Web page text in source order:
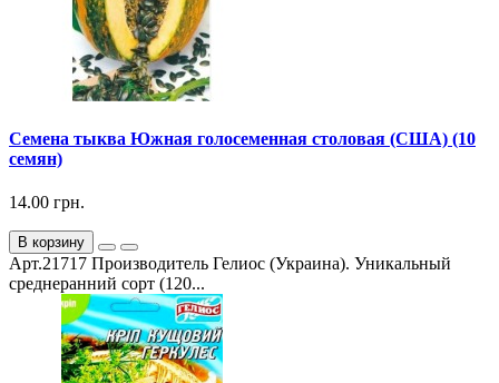
Семена тыква Южная голосеменная столовая (США) (10
семян)
14.00 грн.
В корзину
Арт.21717 Производитель Гелиос (Украина). Уникальный
среднеранний сорт (120...